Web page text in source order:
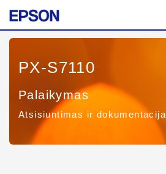
PX-S7110
Palaikymas
Atsisiuntimas ir dokumentacija